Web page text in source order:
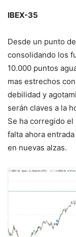
IBEX-35
Desde un punto
consolidando los
10.000 puntos
mas estrechos
debilidad y
serán claves a la
Se ha corregido
falta ahora
en nuevas alzas.